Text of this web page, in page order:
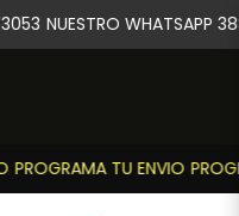
PROGRAMA TU ENVIO
NUESTRO WHATSAPP